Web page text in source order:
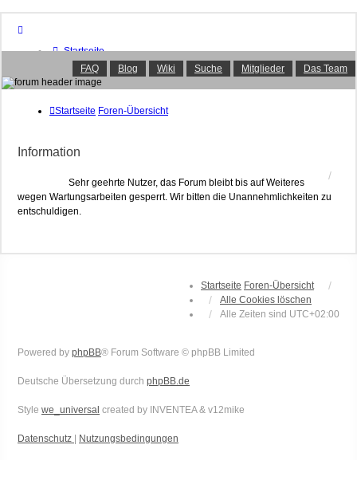
Startseite
Foren-Übersicht
FAQ
Suche
Aktive Themen
Das Team
FAQ Blog Wiki Suche Mitglieder Das Team
Startseite Foren-Übersicht
Information
Sehr geehrte Nutzer, das Forum bleibt bis auf Weiteres
wegen Wartungsarbeiten gesperrt. Wir bitten die Unannehmlichkeiten zu
entschuldigen.
Startseite Foren-Übersicht
Alle Cookies löschen
Alle Zeiten sind UTC+02:00
Powered by phpBB® Forum Software © phpBB Limited
Deutsche Übersetzung durch phpBB.de
Style we_universal created by INVENTEA & v12mike
Datenschutz Nutzungsbedingungen